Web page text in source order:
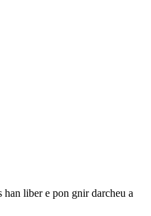
liber e pon gnir darcheu a